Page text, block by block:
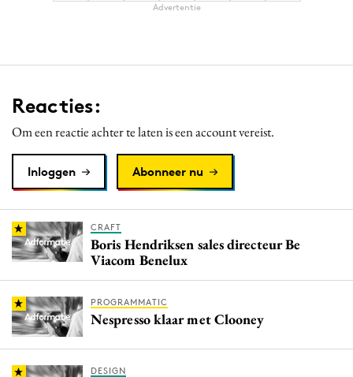
Advertentie
Reacties:
Om een reactie achter te laten is een account vereist.
Inloggen Abonneer nu
CRAFT
Boris Hendriksen sales directeur Be
Viacom Benelux
PROGRAMMATIC
Nespresso klaar met Clooney
DESIGN